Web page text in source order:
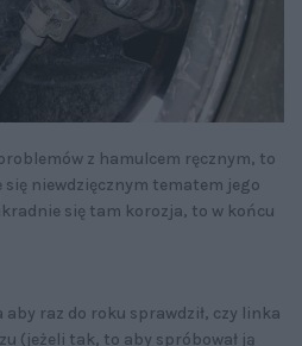
z hamulcem ręcznym, to
niewdzięcznym tematem jego
się tam korozja, to w końcu
raz do roku sprawdził, czy linka
(jeżeli tak, to aby spróbował ją